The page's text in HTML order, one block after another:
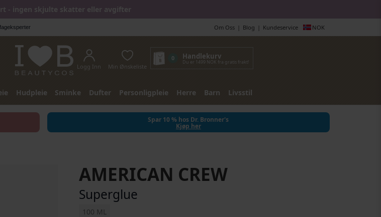
- ingen skjulte skatter eller avgifter
NOK
Om Oss Blog Kundeservice
Logg Inn Min Ønskeliste
0 Handlekurv
Du er 1499 NOK fra gratis frakt!
Hudpleie Sminke Dufter Personligpleie Herre Barn Livsstil
Spar 10 % hos Dr. Bronner's
Kjøp her
AMERICAN CREW
Superglue
100 ML